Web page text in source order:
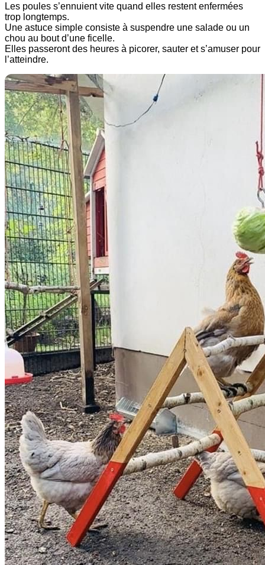
Les poules s’ennuient vite quand elles restent enfermées
trop longtemps.
Une astuce simple consiste à suspendre une salade ou un
chou au bout d’une ficelle.
Elles passeront des heures à picorer, sauter et s’amuser pour
l’atteindre.